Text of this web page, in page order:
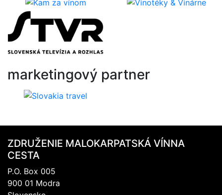
marketingový partner
ZDRUŽENIE MALOKARPATSKÁ VÍNNA
CESTA
P.O. Box 005
900 01 Modra